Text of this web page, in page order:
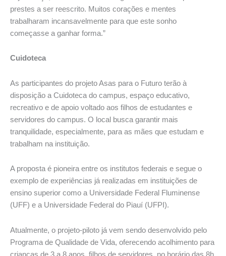
prestes a ser reescrito. Muitos corações e mentes
trabalharam incansavelmente para que este sonho
começasse a ganhar forma.”
Cuidoteca
As participantes do projeto Asas para o Futuro terão à
disposição a Cuidoteca do campus, espaço educativo,
recreativo e de apoio voltado aos filhos de estudantes e
servidores do campus. O local busca garantir mais
tranquilidade, especialmente, para as mães que estudam e
trabalham na instituição.
A proposta é pioneira entre os institutos federais e segue o
exemplo de experiências já realizadas em instituições de
ensino superior como a Universidade Federal Fluminense
(UFF) e a Universidade Federal do Piauí (UFPI).
Atualmente, o projeto-piloto já vem sendo desenvolvido pelo
Programa de Qualidade de Vida, oferecendo acolhimento para
crianças de 3 a 8 anos, filhos de servidores, no horário das 8h